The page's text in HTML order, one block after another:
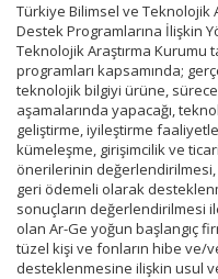
Türkiye Bilimsel ve Teknolojik
Destek Programlarına İlişkin
Teknolojik Araştırma
programları kapsamında;
teknolojik bilgiyi ürüne,
aşamalarında yapacağı,
geliştirme, iyileştirme
kümeleşme, girişimcilik ve
önerilerinin
geri ödemeli olarak
sonuçların değerlendirilmesi
olan Ar-Ge yoğun başlangıç
tüzel kişi ve fonların hibe ve/
desteklenmesine ilişkin usul